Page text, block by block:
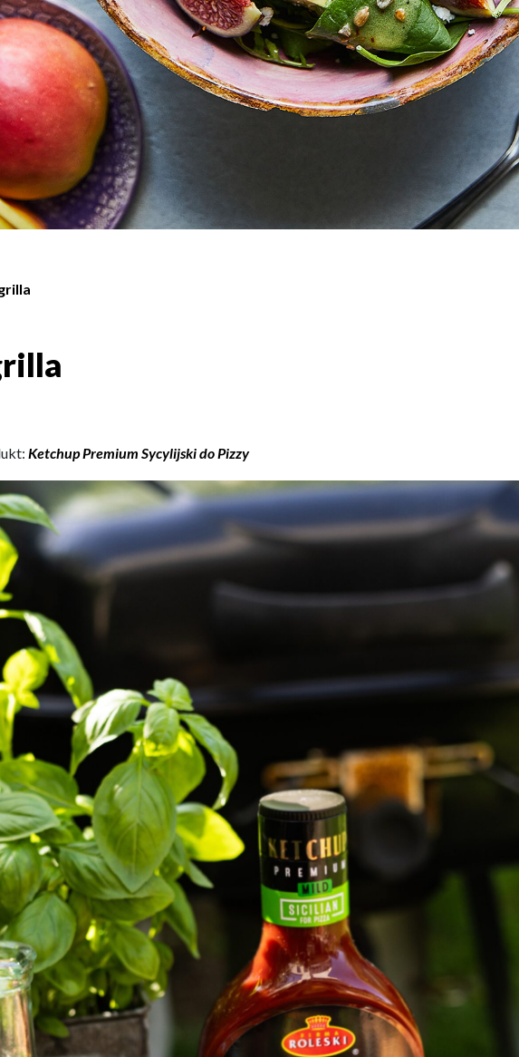
Ketchup Premium Sycylijski do Pizzy